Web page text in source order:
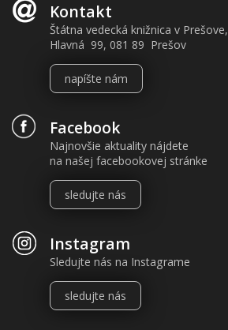
Kontakt
Štátna vedecká knižnica v Prešove,
Hlavná 99, 081 89 Prešov
napíšte nám
Facebook
Najnovšie aktuality nájdete
na našej facebookovej stránke
sledujte nás
Instagram
Sledujte nás na Instagrame
sledujte nás